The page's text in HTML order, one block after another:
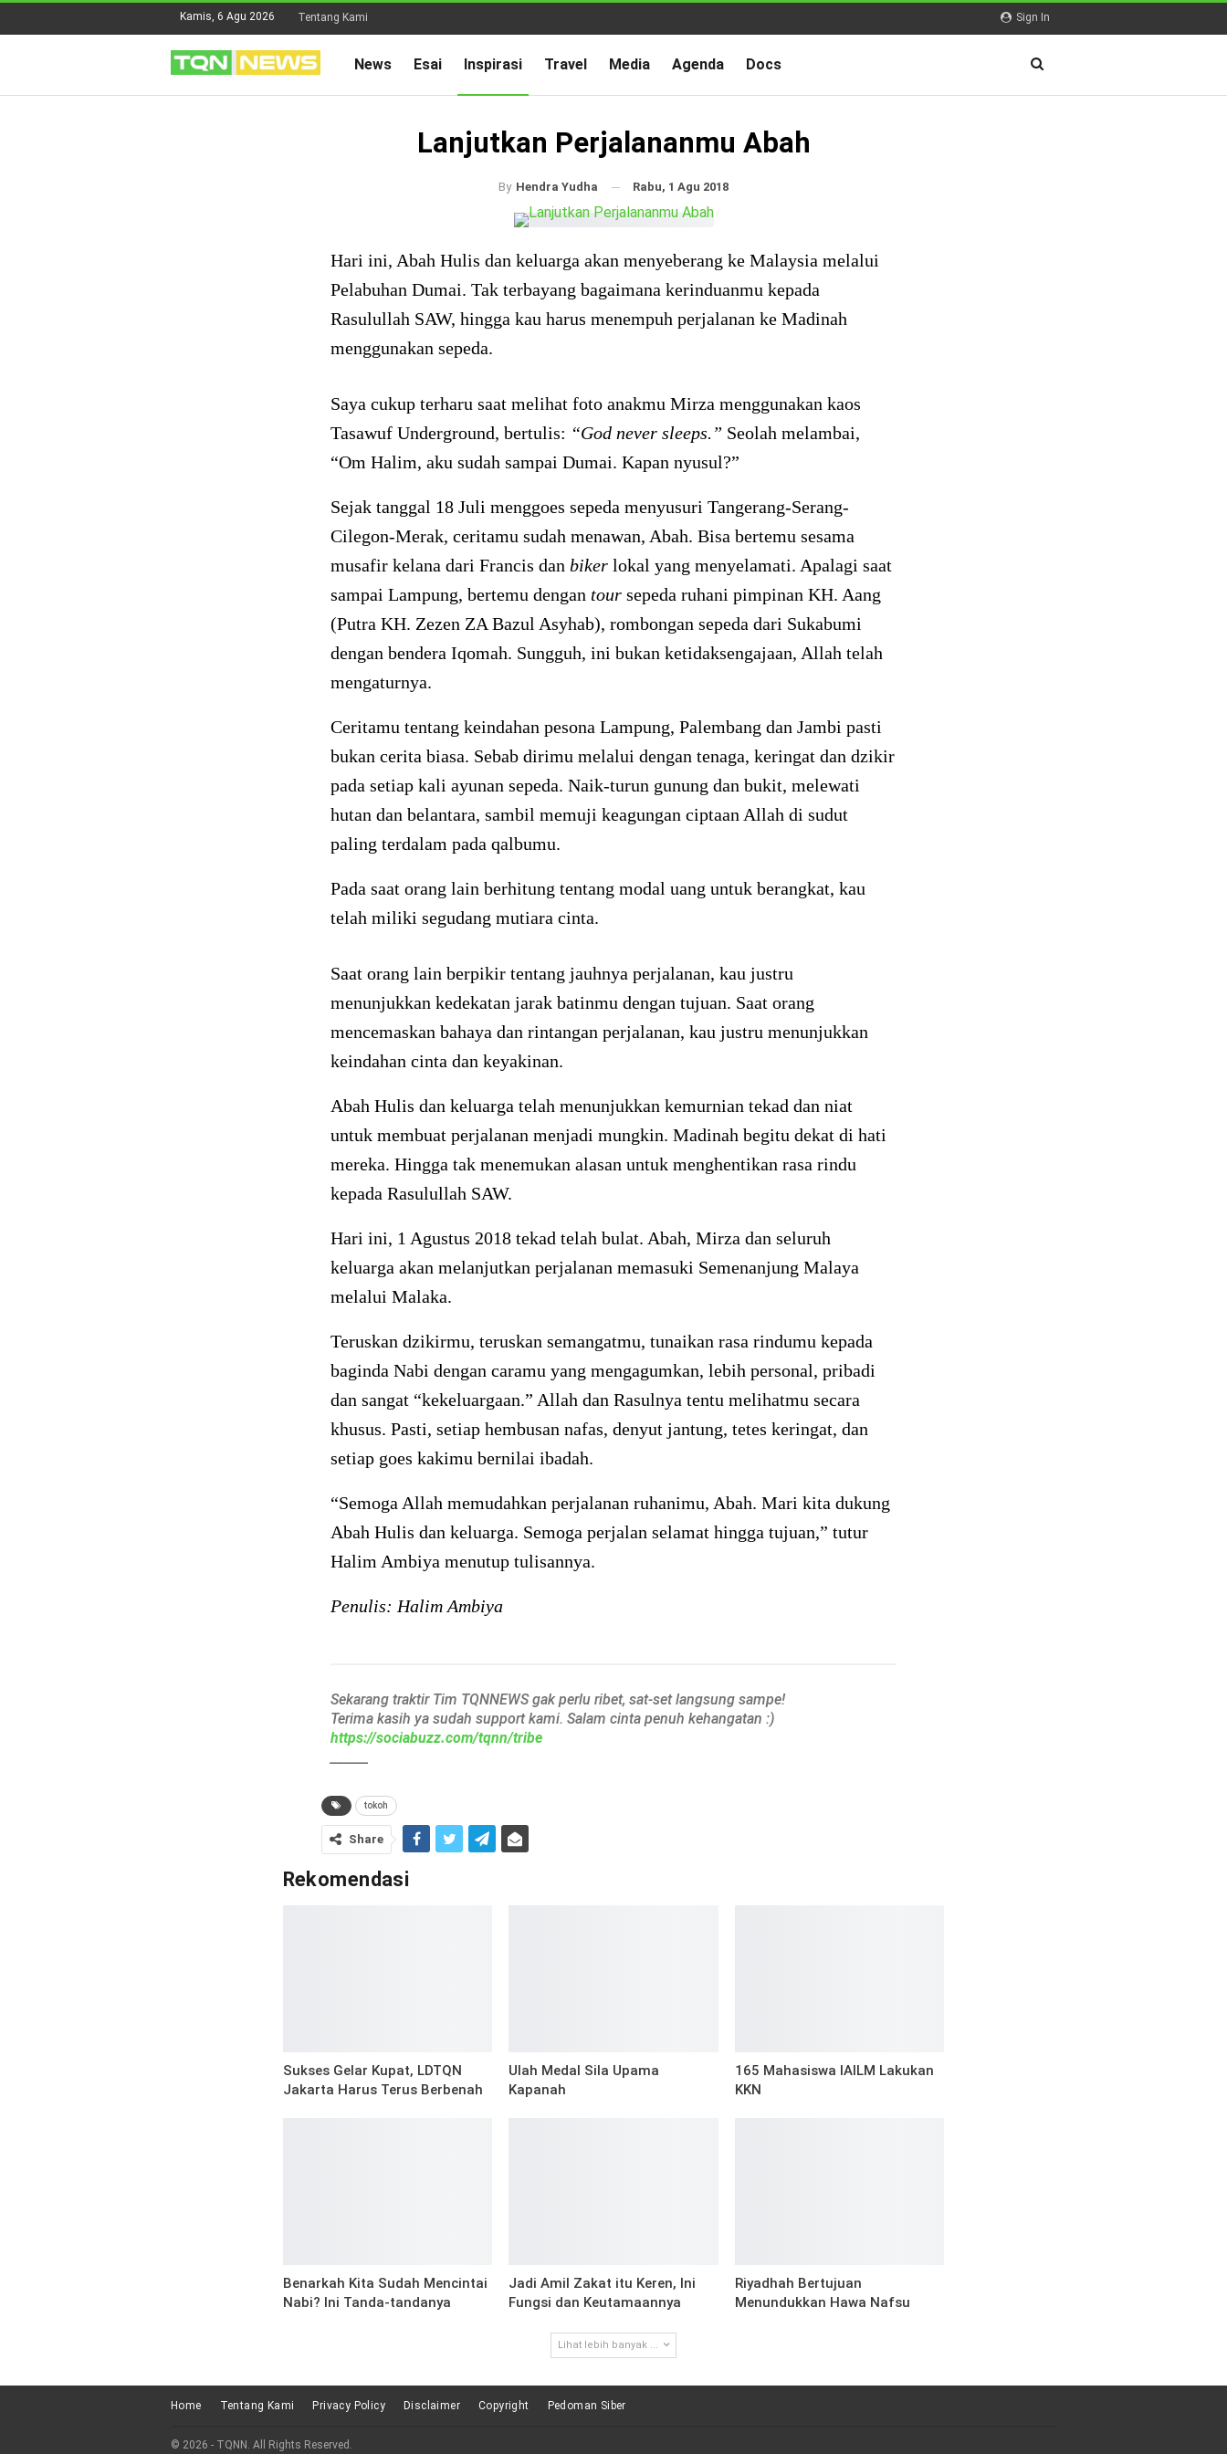
Sign In
Kamis, 6 Agu 2026 Tentang Kami
News Esai Inspirasi Travel Media Agenda Docs
Lanjutkan Perjalananmu Abah
By Hendra Yudha Rabu, 1 Agu 2018
Hari ini, Abah Hulis dan keluarga akan menyeberang ke Malaysia melalui
Pelabuhan Dumai. Tak terbayang bagaimana kerinduanmu kepada
Rasulullah SAW, hingga kau harus menempuh perjalanan ke Madinah
menggunakan sepeda.
Saya cukup terharu saat melihat foto anakmu Mirza menggunakan kaos
Tasawuf Underground, bertulis: “God never sleeps.” Seolah melambai,
“Om Halim, aku sudah sampai Dumai. Kapan nyusul?”
Sejak tanggal 18 Juli menggoes sepeda menyusuri Tangerang-Serang-
Cilegon-Merak, ceritamu sudah menawan, Abah. Bisa bertemu sesama
musafir kelana dari Francis dan biker lokal yang menyelamati. Apalagi saat
sampai Lampung, bertemu dengan tour sepeda ruhani pimpinan KH. Aang
(Putra KH. Zezen ZA Bazul Asyhab), rombongan sepeda dari Sukabumi
dengan bendera Iqomah. Sungguh, ini bukan ketidaksengajaan, Allah telah
mengaturnya.
Ceritamu tentang keindahan pesona Lampung, Palembang dan Jambi pasti
bukan cerita biasa. Sebab dirimu melalui dengan tenaga, keringat dan dzikir
pada setiap kali ayunan sepeda. Naik-turun gunung dan bukit, melewati
hutan dan belantara, sambil memuji keagungan ciptaan Allah di sudut
paling terdalam pada qalbumu.
Pada saat orang lain berhitung tentang modal uang untuk berangkat, kau
telah miliki segudang mutiara cinta.
Saat orang lain berpikir tentang jauhnya perjalanan, kau justru
menunjukkan kedekatan jarak batinmu dengan tujuan. Saat orang
mencemaskan bahaya dan rintangan perjalanan, kau justru menunjukkan
keindahan cinta dan keyakinan.
Abah Hulis dan keluarga telah menunjukkan kemurnian tekad dan niat
untuk membuat perjalanan menjadi mungkin. Madinah begitu dekat di hati
mereka. Hingga tak menemukan alasan untuk menghentikan rasa rindu
kepada Rasulullah SAW.
Hari ini, 1 Agustus 2018 tekad telah bulat. Abah, Mirza dan seluruh
keluarga akan melanjutkan perjalanan memasuki Semenanjung Malaya
melalui Malaka.
Teruskan dzikirmu, teruskan semangatmu, tunaikan rasa rindumu kepada
baginda Nabi dengan caramu yang mengagumkan, lebih personal, pribadi
dan sangat “kekeluargaan.” Allah dan Rasulnya tentu melihatmu secara
khusus. Pasti, setiap hembusan nafas, denyut jantung, tetes keringat, dan
setiap goes kakimu bernilai ibadah.
“Semoga Allah memudahkan perjalanan ruhanimu, Abah. Mari kita dukung
Abah Hulis dan keluarga. Semoga perjalan selamat hingga tujuan,” tutur
Halim Ambiya menutup tulisannya.
Penulis: Halim Ambiya
Sekarang traktir Tim TQNNEWS gak perlu ribet, sat-set langsung sampe!
Terima kasih ya sudah support kami. Salam cinta penuh kehangatan :)
https://sociabuzz.com/tqnn/tribe
tokoh
Share
Rekomendasi
Sukses Gelar Kupat, LDTQN
Jakarta Harus Terus Berbenah
Ulah Medal Sila Upama
Kapanah
165 Mahasiswa IAILM Lakukan
KKN
Benarkah Kita Sudah Mencintai
Nabi? Ini Tanda-tandanya
Jadi Amil Zakat itu Keren, Ini
Fungsi dan Keutamaannya
Riyadhah Bertujuan
Menundukkan Hawa Nafsu
Lihat lebih banyak ...
Home Tentang Kami Privacy Policy Disclaimer Copyright Pedoman Siber
© 2026 - TQNN. All Rights Reserved.